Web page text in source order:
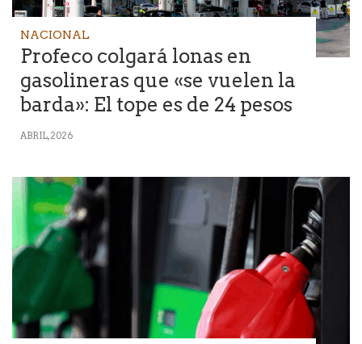
NACIONAL
Profeco colgará lonas en
gasolineras que «se vuelen la
barda»: El tope es de 24 pesos
ABRIL, 2026